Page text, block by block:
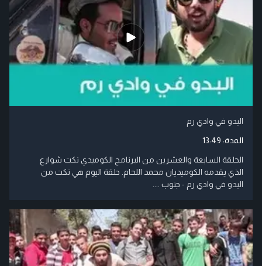
البدو في وادي رم
المدة: 13:49
الحلقة السابعة والعشرين من البرنامج الكوميدي نكت شوارع
الذي يقدمه الكوميديان محمد اللحام. حلقة اليوم هي نكت من
البدو في وادي رم - جنوب ....